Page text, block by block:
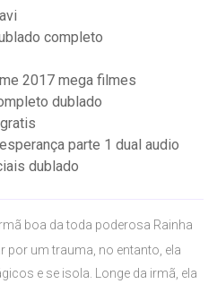
completo
2017 mega filmes
dublado
parte 1 dual audio
dublado
boa da toda poderosa Rainha
por um trauma, no entanto, ela
e se isola. Longe da irmã, ela